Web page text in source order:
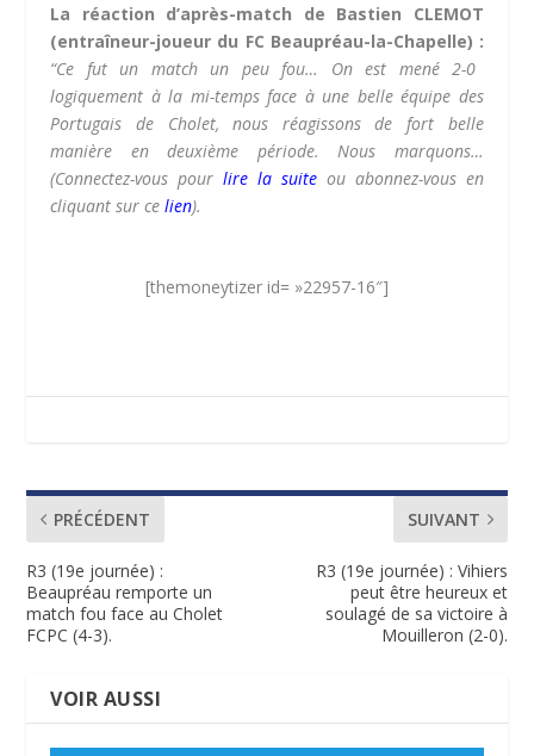
La réaction d’après-match de Bastien CLEMOT
(entraîneur-joueur du FC Beaupréau-la-Chapelle) :
“Ce fut un match un peu fou… On est mené 2-0
logiquement à la mi-temps face à une belle équipe des
Portugais de Cholet, nous réagissons de fort belle
manière en deuxième période. Nous marquons…
(Connectez-vous pourlire la suiteou abonnez-vous en
cliquant sur celien).
[themoneytizer id= »22957-16″]
PRÉCÉDENT
R3 (19e journée) :
Beaupréau remporte un
match fou face au Cholet
FCPC (4-3).
SUIVANT
R3 (19e journée) : Vihiers
peut être heureux et
soulagé de sa victoire à
Mouilleron (2-0).
VOIR AUSSI